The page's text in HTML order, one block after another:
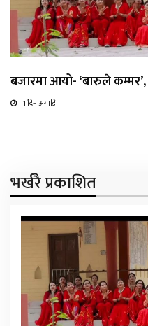
बजारमा आयो- ‘बारुले
1 दिन अगाडि
भर्खरै प्रकाशित